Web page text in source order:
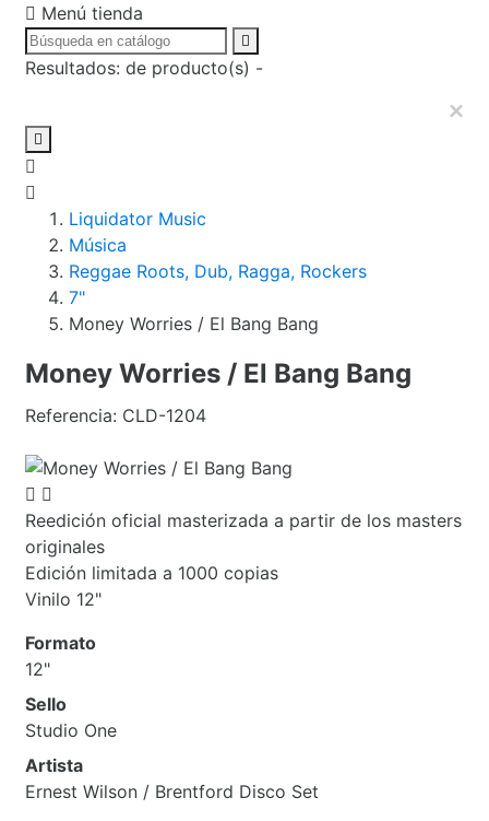
 Menú tienda

Resultados: de producto(s) -
×

Liquidator Music
Música
Reggae Roots, Dub, Ragga, Rockers
7"
Money Worries / El Bang Bang
Money Worries / El Bang Bang
Referencia: CLD-1204
 
Reedición oficial masterizada a partir de los masters
originales
Edición limitada a 1000 copias
Vinilo 12"
Formato
12"
Sello
Studio One
Artista
Ernest Wilson / Brentford Disco Set